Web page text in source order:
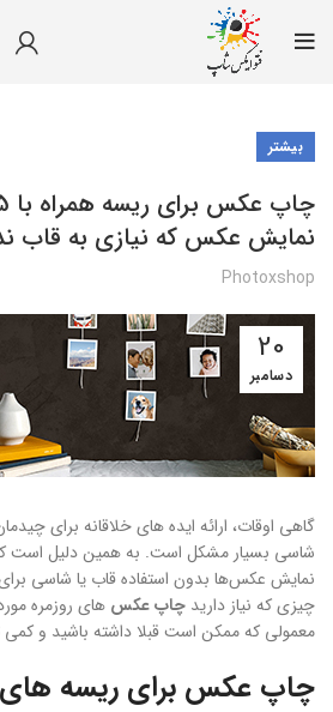
بیشتر
نمایش عکس که نیازی به قاب
Photoxshop
20
دسامبر
گاهی اوقات، ارائه ایده های خلاقانه برای
نمایش عکس‌ها بدون استفاده قاب یا شاسی برای
چیزی که نیاز دارید چاپ‌ عکس های روزمره
معمولی که ممکن است قبلا داشته باشید و
چاپ عکس برای ریسه